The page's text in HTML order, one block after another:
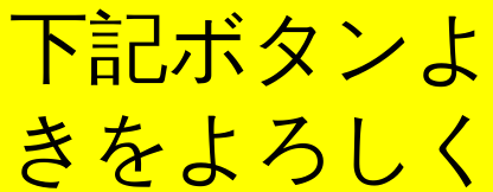
下記ボタン
きをよろし